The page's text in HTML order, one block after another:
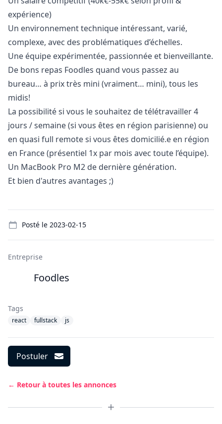
expérience)
Un environnement technique intéressant, varié,
complexe, avec des problématiques d’échelles.
Une équipe expérimentée, passionnée et bienveillante.
De bons repas Foodles quand vous passez au
bureau… à prix très mini (vraiment… mini), tous les
midis!
La possibilité si vous le souhaitez de télétravailler 4
jours / semaine (si vous êtes en région parisienne) ou
en quasi full remote si vous êtes domicilié.e en région
en France (présentiel 1x par mois avec toute l’équipe).
Un MacBook Pro M2 de dernière génération.
Et bien d'autres avantages ;)
Posté le 2023-02-15
Entreprise
Foodles
Tags
react fullstack js
Postuler
← Retour à toutes les annonces